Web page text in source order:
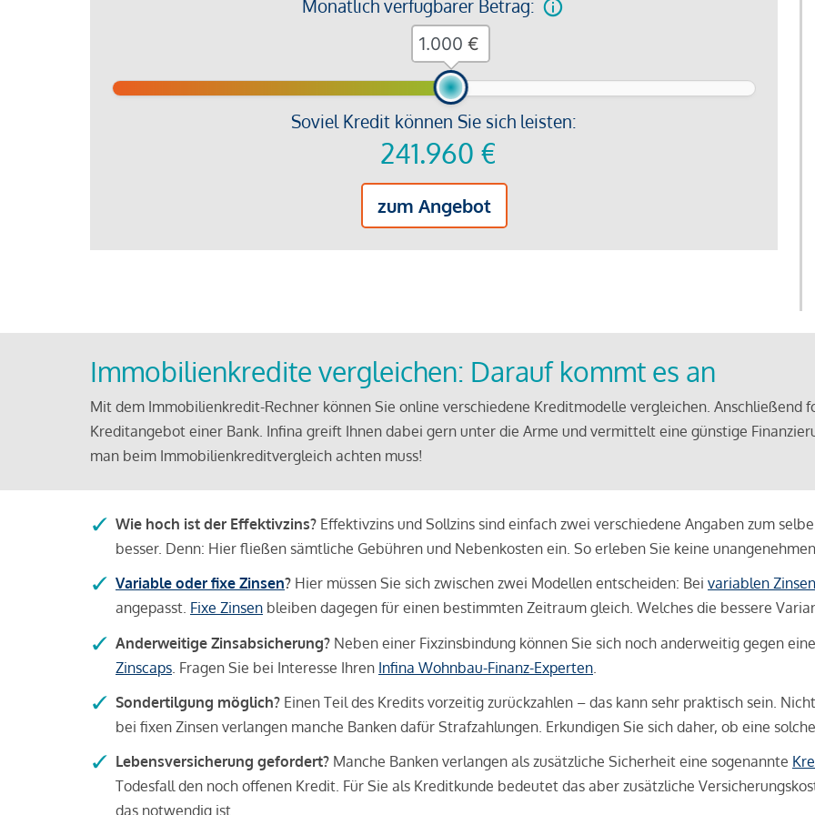
Monatlich verfügbarer Betrag:
Soviel Kredit können Sie sich leisten:
241.960 €
zum Angebot
€
Immobilienkredite vergleichen: Darauf kommt es an
Mit dem Immobilienkredit-Rechner können Sie online verschiedene Kreditmodelle vergleichen. Anschließend
Kreditangebot einer Bank. Infina greift Ihnen dabei gern unter die Arme und vermittelt eine günstige
man beim Immobilienkreditvergleich achten muss!
Wie hoch ist der Effektivzins? Effektivzins und Sollzins sind einfach zwei verschiedene Angaben zum
besser. Denn: Hier fließen sämtliche Gebühren und Nebenkosten ein. So erleben Sie keine
Variable oder fixe Zinsen? Hier müssen Sie sich zwischen zwei Modellen entscheiden: Bei variablen Zinsen
angepasst. Fixe Zinsen bleiben dagegen für einen bestimmten Zeitraum gleich. Welches die bessere
Anderweitige Zinsabsicherung? Neben einer Fixzinsbindung können Sie sich noch anderweitig gegen
Zinscaps . Fragen Sie bei Interesse Ihren Infina Wohnbau-Finanz-Experten
Sondertilgung möglich? Einen Teil des Kredits vorzeitig zurückzahlen – das kann sehr praktisch sein.
bei fixen Zinsen verlangen manche Banken dafür Strafzahlungen. Erkundigen Sie sich daher, ob eine
Lebensversicherung gefordert? Manche Banken verlangen als zusätzliche Sicherheit eine sogenannte
Todesfall den noch offenen Kredit. Für Sie als Kreditkunde bedeutet das aber zusätzliche
das notwendig ist.